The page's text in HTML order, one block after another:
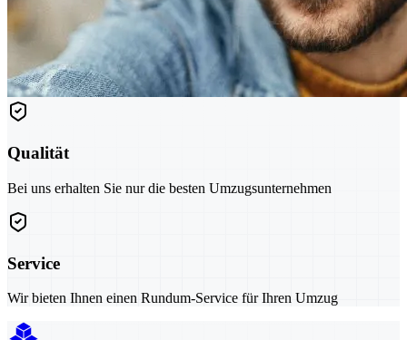
Qualität
Bei uns erhalten Sie nur die besten Umzugsunternehmen
Service
Wir bieten Ihnen einen Rundum-Service für Ihren Umzug